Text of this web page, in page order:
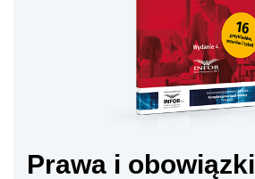
Prawa i obowiązki